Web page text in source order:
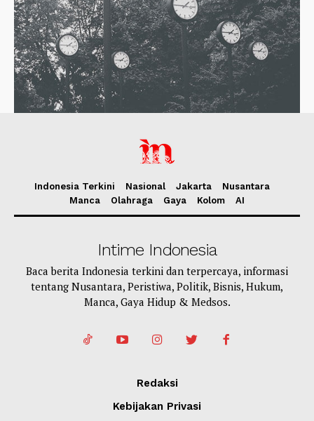
Indonesia Terkini Nasional Jakarta
Nusantara
Manca
Olahraga Gaya Kolom AI
Intime Indonesia
Baca berita Indonesia terkini dan terpercaya, informasi
tentang Nusantara, Peristiwa, Politik, Bisnis, Hukum,
Manca, Gaya Hidup & Medsos.
Redaksi
Kebijakan Privasi